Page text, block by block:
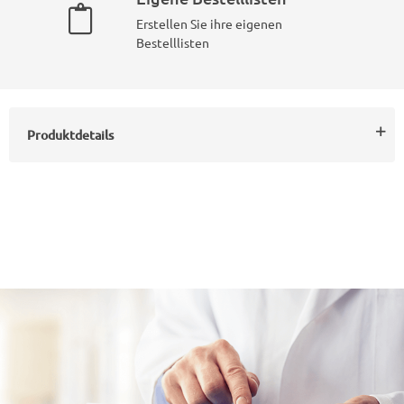
Erstellen Sie ihre eigenen
Bestelllisten
Produktdetails